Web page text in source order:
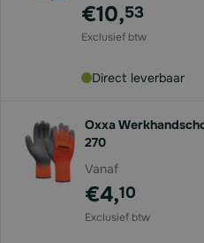
€10,53
Direct leverbaar
Oxxa
270
Vanaf
€4,10